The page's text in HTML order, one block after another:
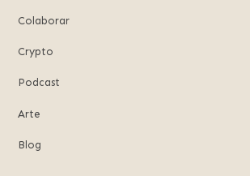
Colaborar
Crypto
Podcast
Arte
Blog